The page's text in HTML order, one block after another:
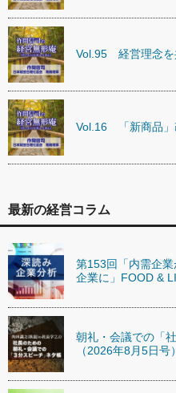
Vol.95 経営理念を
Vol.16 「新商品」
最新の経営コラム
第153回「内需企
企業に」FOOD &
朝礼・会議での「
（2026年8月5日号）